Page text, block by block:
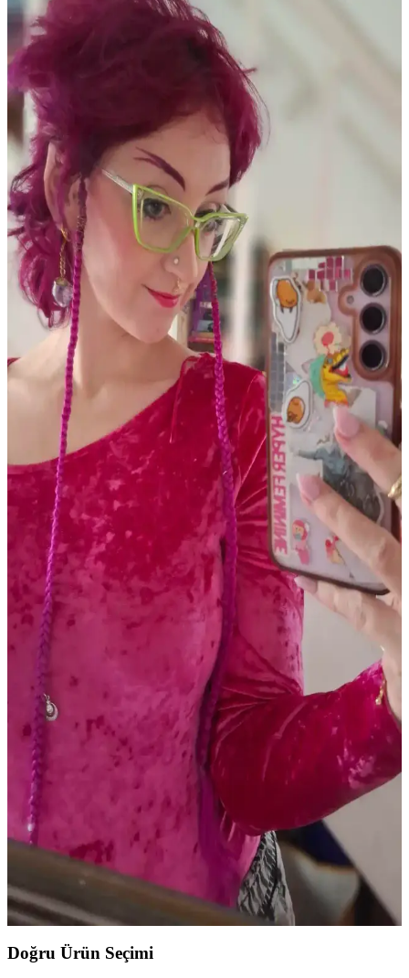
Kuru Ciltlerde Makyaj Problemleri ve Çözüm
Yöntemleri: hEDS ve Cilt Bariyeri
Kuru cilt ve hEDS gibi durumlarda makyajın topaklanması ve
çizgilenmesi sorunları, doğru ürün seçimi ve cilt bakım teknikleriyle
önlenebilir. Nemlendirme ve uygun uygulama önemlidir.
Güncel Eyeliner Trendleri ve Popüler Ürünlerin Göz
Makyajındaki Rolü
Eyeliner trendleri, yoğun çizgilerden uzaklaşıp doğal ve yumuşak
görünüme yöneliyor. Jel ve kalem eyelinerlar, kahverengi tonlar ve
göz farı uygulamaları ön planda. Popüler markalar ve teknikler
makyajda fark yaratıyor.
PCOS Kaynaklı Çene Tüyleri ve Cilt Sorunları:
Tedavi ve Bakım Yöntemleri
Polikistik Over Sendromu (PCOS) nedeniyle çene bölgesinde
oluşan kalın tüyler, batık kıllar ve cilt lekeleri için elektroloji, lazer
epilasyon ve uygun cilt bakımı yöntemleri detaylı şekilde ele
alınmaktadır.
Gothik Makyajda Siyah ve Koyu Kırmızı Dışında
Ruj Kullanımı: Killstar Coven Psychic Poem Örneği
Gothik makyajda klasik siyah ve koyu kırmızı rujların dışında
Killstar Coven'in Psychic Poem soğuk pembe tonu, göz makyajını
ön plana çıkaran alternatif bir stil sunuyor.
Soğuk Alt Tonlu Açık Tenliler İçin Günlük Dudak
Renkleri ve Uygun Ürün Önerileri
Soğuk alt tonlu açık tenliler için pembe, mauve ve nude tonlarında
doğal dudak renkleri ve uygun ürünler detaylıca inceleniyor. Günlük
kullanımda tercih edilen lip balmlar, rujlar ve glosslar ele alınıyor.
Dijital Kameralarla Işıltılı Makyajın Fotoğraflarda
Canlı ve Parlak Görünmesi
Dijital kameralar, metalik ve ışıltılı makyaj ürünlerinin yansımalarını
yüksek çözünürlükte yakalayarak makyajın fotoğraflarda canlı ve
parlak görünmesini sağlar. Doğru ürün seçimi ve ışıklandırma
önemlidir.
Mat Ruj Kullanarak Kaşlarda Canlı Renk ve
Yaratıcı Şekillendirme Teknikleri
Mat rujlar, kaşlarda canlı renkler ve doğal görünüm sağlar. Pudra ile
sabitleme, kalıcılığı artırır. Kuyruk kısmı şekillendirme gibi yaratıcı
tekniklerle kişisel ifade güçlenir.
Doğru Ürün Seçimi